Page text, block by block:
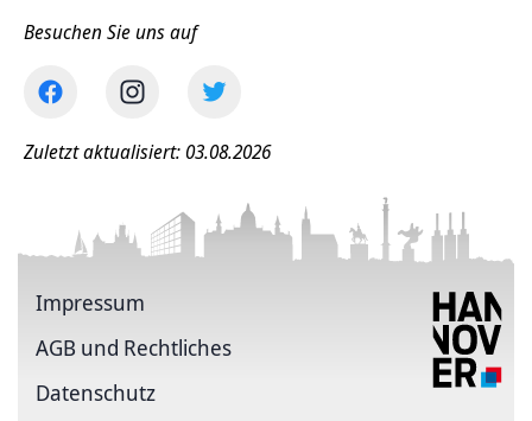
Besuchen Sie uns auf
Zuletzt aktualisiert: 03.08.2026
Impressum
AGB und Rechtliches
Datenschutz